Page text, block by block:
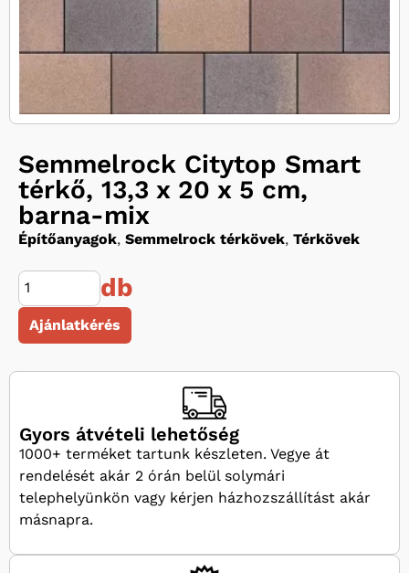
Semmelrock Citytop Smart
térkő, 13,3 x 20 x 5 cm,
barna-mix
Építőanyagok, Semmelrock térkövek, Térkövek
db
Ajánlatkérés
Gyors átvételi lehetőség
1000+ terméket tartunk készleten. Vegye át
rendelését akár 2 órán belül solymári
telephelyünkön vagy kérjen házhozszállítást akár
másnapra.